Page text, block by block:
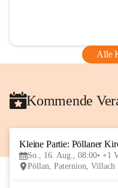
Alle
Kommende
Kleine Partie: Pöllaner
So., 16. Aug., 08:00 +1
Pöllan, Paternion,